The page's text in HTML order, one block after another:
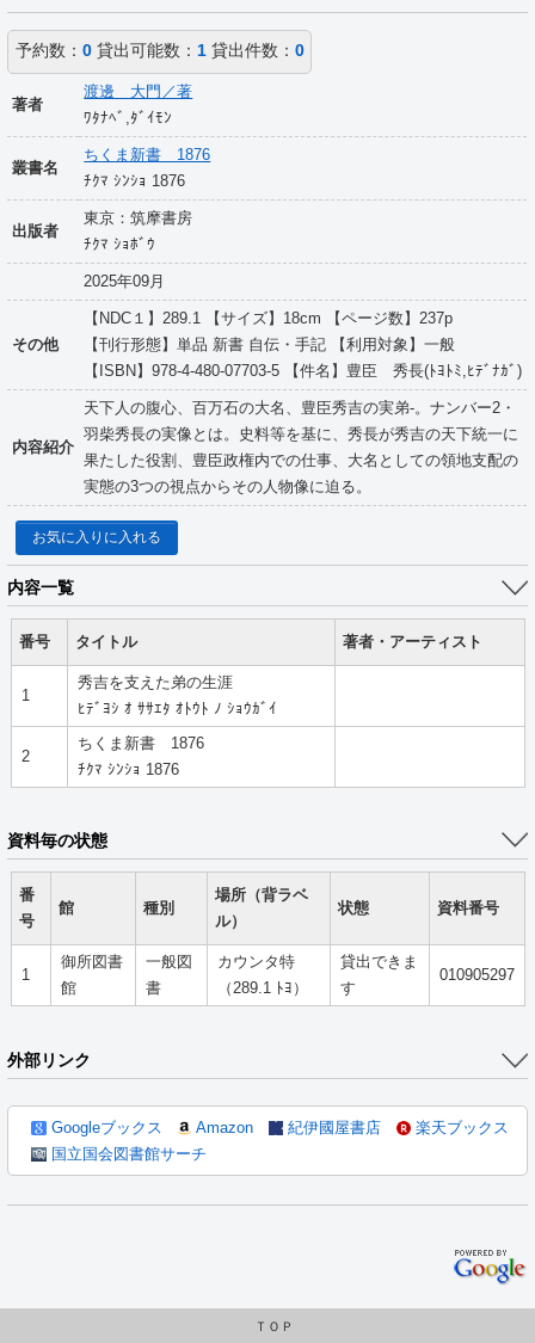
予約数： 0貸出可能数： 1貸出件数： 0
著者
渡邊 大門／著
ﾜﾀﾅﾍﾞ,ﾀﾞｲﾓﾝ
叢書名
ちくま新書 1876
ﾁｸﾏ ｼﾝｼｮ 1876
出版者
東京：筑摩書房
ﾁｸﾏ ｼｮﾎﾞｳ
2025年09月
その他
【NDC１】289.1 【サイズ】18cm 【ページ数】237p
【刊行形態】単品 新書 自伝・手記 【利用対象】一般
【ISBN】978-4-480-07703-5 【件名】豊臣 秀長(ﾄﾖﾄﾐ,ﾋﾃﾞﾅｶﾞ)
内容紹介
天下人の腹心、百万石の大名、豊臣秀吉の実弟-。ナンバー2・
羽柴秀長の実像とは。史料等を基に、秀長が秀吉の天下統一に
果たした役割、豊臣政権内での仕事、大名としての領地支配の
実態の3つの視点からその人物像に迫る。
お気に入りに入れる
内容一覧
番号 タイトル 著者・アーティスト
1
秀吉を支えた弟の生涯
ﾋﾃﾞﾖｼ ｵ ｻｻｴﾀ ｵﾄｳﾄ ﾉ ｼｮｳｶﾞｲ
2
ちくま新書 1876
ﾁｸﾏ ｼﾝｼｮ 1876
資料毎の状態
番
号
館 種別
場所（背ラベ
ル）
状態 資料番号
1
御所図書
館
一般図
書
カウンタ特
（289.1 ﾄﾖ）
貸出できま
す
010905297
外部リンク
Googleブックス Amazon 紀伊國屋書店
楽天ブックス
国立国会図書館サーチ
ＴＯＰ